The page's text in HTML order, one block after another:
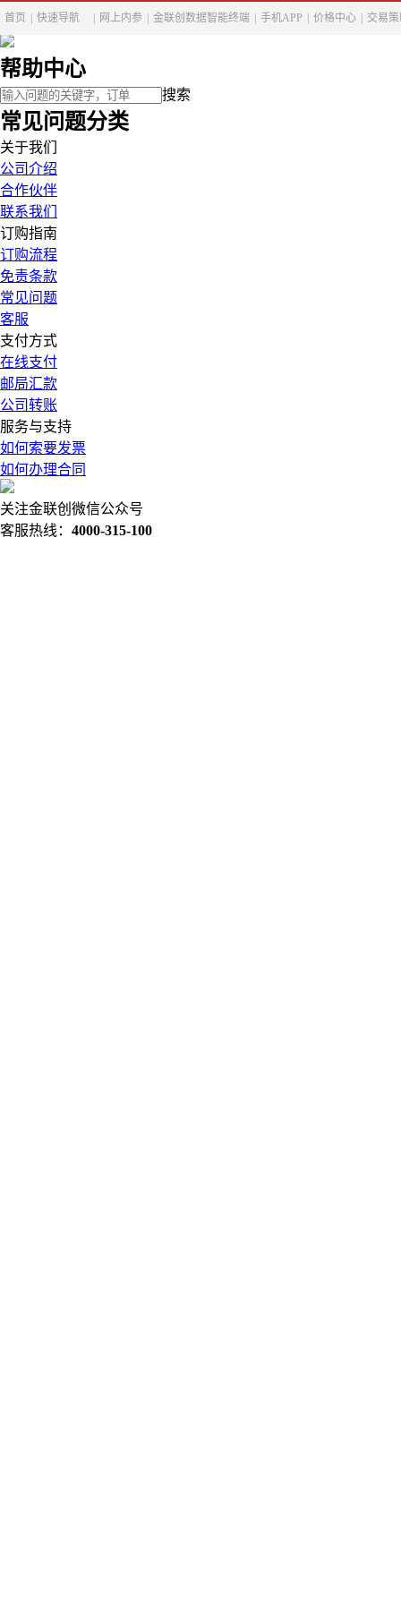
首页 快速导航 网上内参 金联创数据智能终端 手机APP 价格中心 交易
帮助中心
搜索
常见问题分类
关于我们
公司介绍
合作伙伴
联系我们
订购指南
订购流程
免责条款
常见问题
客服
支付方式
在线支付
邮局汇款
公司转账
服务与支持
如何索要发票
如何办理合同
关注金联创微信公众号
客服热线： 4000-315-100